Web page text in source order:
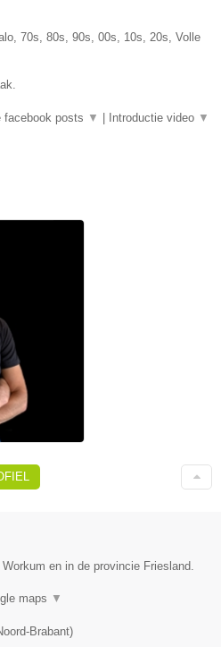
70s, 80s, 90s, 00s, 10s, 20s, Volle
facebook posts ▼ Introductie video ▼
en in de provincie Friesland.
maps ▼
Brabant)